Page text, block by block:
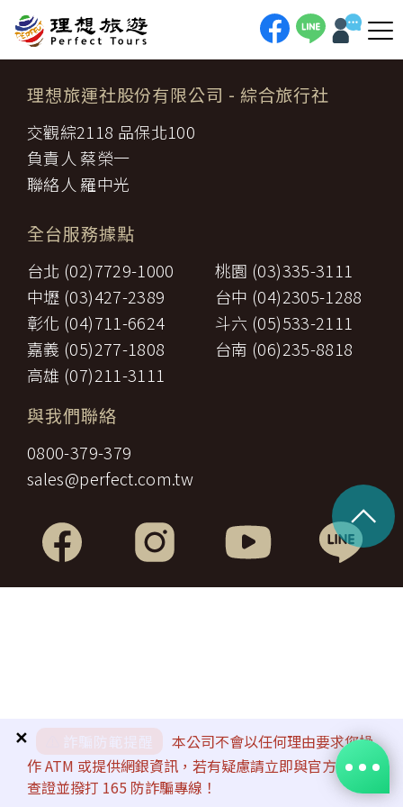
詐騙防範提醒
本公司不會以任何理由要求您操
作 ATM 或提供網銀資訊，若有疑慮請立即與官方客服
查證並撥打 165 防詐騙專線！
✕
理想旅運社股份有限公司 - 綜合旅行社
交觀綜2118 品保北100
負責人 蔡榮一
聯絡人 羅中光
全台服務據點
台北 (02)7729-1000
桃園 (03)335-3111
中壢 (03)427-2389
台中 (04)2305-1288
彰化 (04)711-6624
斗六 (05)533-2111
嘉義 (05)277-1808
台南 (06)235-8818
高雄 (07)211-3111
與我們聯絡
0800-379-379
sales@perfect.com.tw
^